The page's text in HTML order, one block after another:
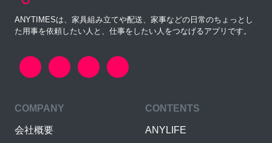
ANYTIMESは、家具組み立てや配送、家事などの日常のちょっとし
た用事を依頼したい人と、仕事をしたい人をつなげるアプリです。
COMPANY
会社概要
CONTENTS
ANYLIFE